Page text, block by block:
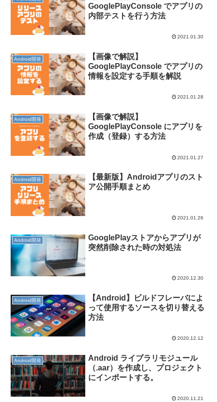
GooglePlayConsole でアプリの
内部テストを行う方法
2021.01.30
Android開発
【画像で解説】
GooglePlayConsole でアプリの
情報を設定する手順を解説
2021.01.28
Android開発
【画像で解説】
GooglePlayConsole にアプリを
作成（登録）する方法
2021.01.27
Android開発
【最新版】Androidアプリのスト
ア公開手順まとめ
2021.01.26
Android開発
GooglePlayストアからアプリが
突然削除された時の対処法
2020.12.30
Android開発
【Android】ビルドフレーバによ
って使用するソースを切り替える
方法
2020.12.12
Android開発
Android ライブラリモジュール
（.aar）を作成し、プロジェクト
にインポートする。
2020.11.21